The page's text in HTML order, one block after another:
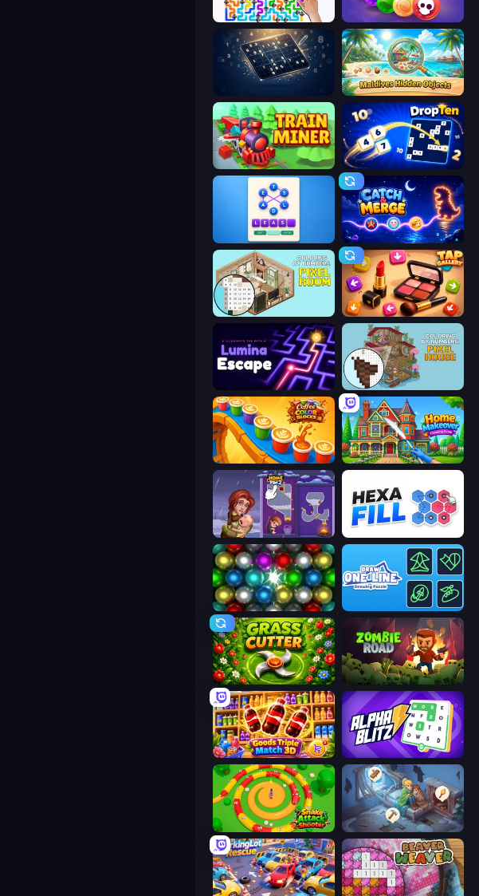
Dogs Out Marble Boom
Maldives Hidden Objects
Train Miner DropTen
Ahagram Catch'N'Merge
Tap Gallery
Lumina Escape
Coffee Color Blocks Home Makeover Cleaning Game
Home Pin 2
Magnet Balls: Addictive Draw One Line: Drawing Puzzle
Grass Cutter Zombie Road
Goods Triple Match 3D Alphablitz
Snake Attack Shooter Merge Haven